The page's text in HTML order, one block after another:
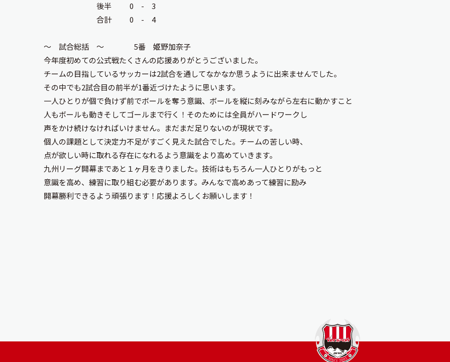
後半 0 - 3
合計 0 - 4
～ 試合総括 ～ 5番 姫野加奈子
今年度初めての公式戦たくさんの応援ありがとうございました。
チームの目指しているサッカーは2試合を通してなかなか思うように出来ませんでした。
その中でも2試合目の前半が1番近づけたように思います。
一人ひとりが個で負けず前でボールを奪う意識、ボールを縦に刻みながら左右に動かすこと
人もボールも動きそしてゴールまで行く！そのためには全員がハードワークし
声をかけ続けなければいけません。まだまだ足りないのが現状です。
個人の課題として決定力不足がすごく見えた試合でした。チームの苦しい時、
点が欲しい時に取れる存在になれるよう意識をより高めていきます。
九州リーグ開幕まであと１ヶ月をきりました。技術はもちろん一人ひとりがもっと
意識を高め、練習に取り組む必要があります。みんなで高めあって練習に励み
開幕勝利できるよう頑張ります！応援よろしくお願いします！